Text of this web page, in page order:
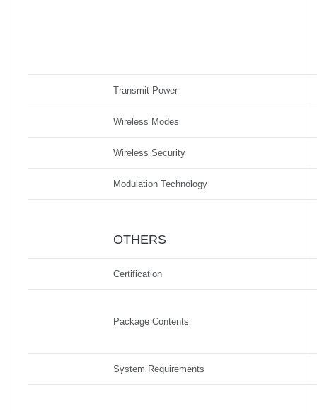
Transmit Power
Wireless Modes
Wireless Security
Modulation Technology
OTHERS
Certification
Package Contents
System Requirements